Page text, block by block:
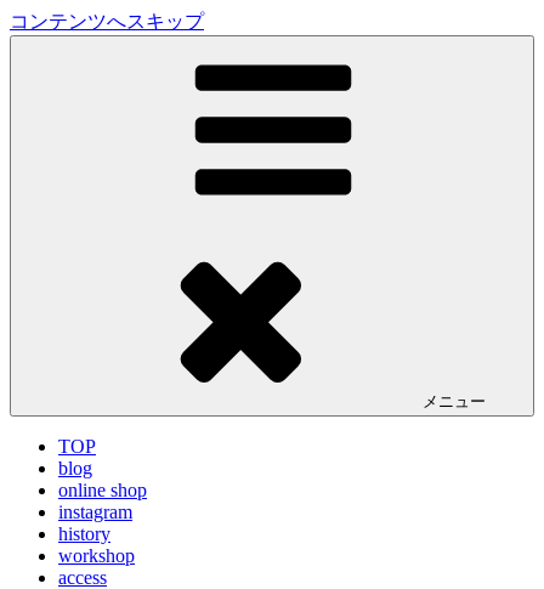
コンテンツへスキップ
LA VILLA ROUGE Blog
メニュー
TOP
blog
online shop
instagram
history
workshop
access